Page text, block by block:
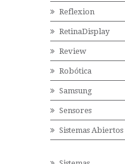
Reflexion
RetinaDisplay
Review
Robótica
Samsung
Sensores
Sistemas Abiertos